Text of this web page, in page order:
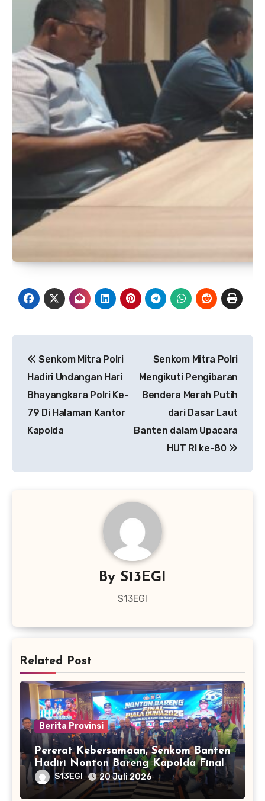
pos
Senkom Mitra Polri
Hadiri Undangan Hari
Bhayangkara Polri Ke-
79 Di Halaman Kantor
Kapolda
Senkom Mitra Polri
Mengikuti Pengibaran
Bendera Merah Putih
dari Dasar Laut
Banten dalam Upacara
HUT RI ke-80
By S13EGI
S13EGI
Related Post
Berita Provinsi
Pererat Kebersamaan, Senkom Banten
Hadiri Nonton Bareng Kapolda Final
Piala Dunia 2026
S13EGI 20 Juli 2026